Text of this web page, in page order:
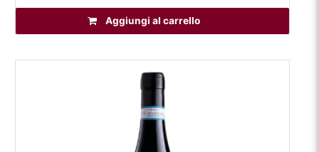
Aggiungi al carrello